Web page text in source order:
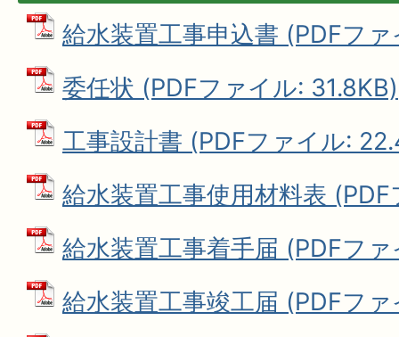
給水装置工事申込書 (PDFフ
委任状 (PDFファイル: 31.8KB)
工事設計書 (PDFファイル:
給水装置工事使用材料表
給水装置工事着手届 (PDFファ
給水装置工事竣工届 (PDFフ